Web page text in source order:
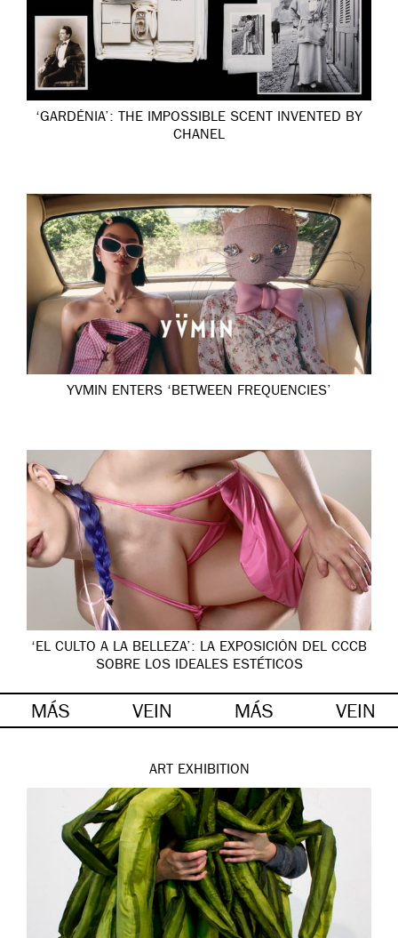
‘GARDÉNIA’: THE IMPOSSIBLE SCENT INVENTED BY
CHANEL
YVMIN ENTERS ‘BETWEEN FREQUENCIES’
‘EL CULTO A LA BELLEZA’: LA EXPOSICIÓN DEL CCCB
SOBRE LOS IDEALES ESTÉTICOS
MÁS VEIN MÁS VEIN
ART EXHIBITION